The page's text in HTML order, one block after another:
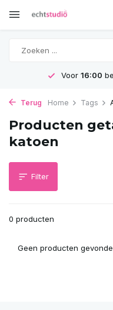
Voor 16:00
Terug Home Tags
Producten
katoen
Filter
0 producten
Geen producten